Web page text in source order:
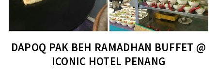
DAPOQ PAK BEH RAMADHAN BUFFET @
ICONIC HOTEL PENANG